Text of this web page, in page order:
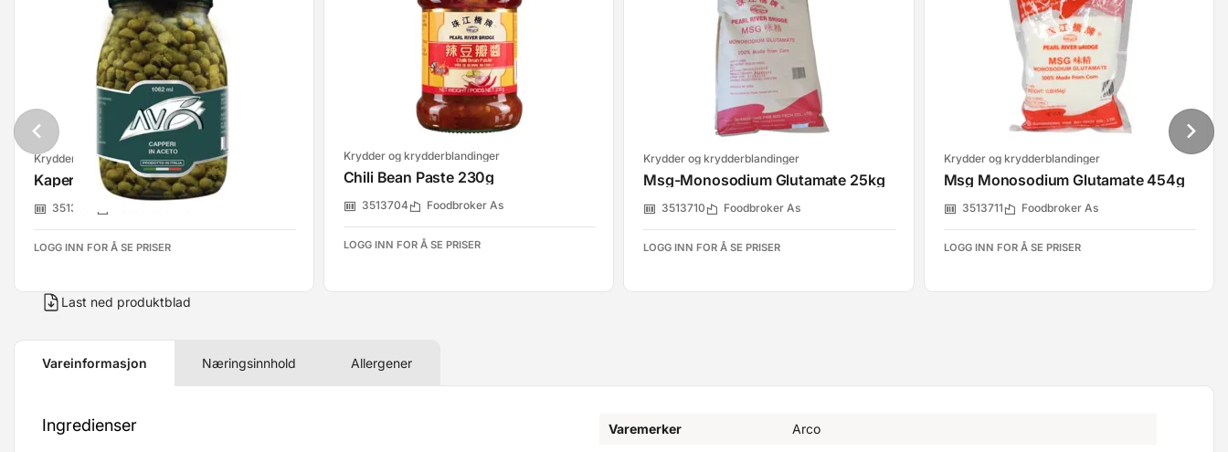
Krydder og krydderblandinger
Kapers I Salt 1,06l Glass Antica
3513051
LOGG INN FOR Å SE PRISER
Krydder og krydderblandinger
Chili Bean Paste 230g
3513704 Foodbroker As
LOGG INN FOR Å SE PRISER
Krydder og krydderblandinger
Msg-Monosodium Glutamate 25kg
3513710 Foodbroker As
LOGG INN FOR Å SE PRISER
Krydder og krydderblandinger
Msg Monosodium Glutamate 454g
3513711 Foodbroker As
LOGG INN FOR Å SE PRISER
Last ned produktblad
Vareinformasjon Næringsinnhold Allergener
Ingredienser Varemerker
Arco